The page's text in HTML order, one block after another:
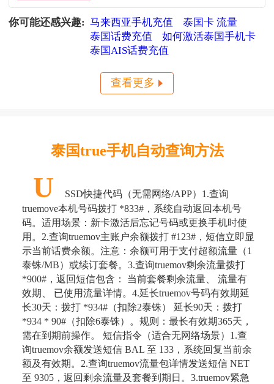
搭配上超方便的小啦全球
充话费工具，几步轻松搞
使用“小啦全球充”平台，
全中文界面、免手续费秒
到账，7×24小时解决充值
难题，立即解锁无忧通讯
体验！
你可能还感兴趣: 马来西亚手机充值
泰国卡 流量
泰国话费充值
如何激活泰国手机卡
泰国AIS话费充值
查看更多
泰国true手机自动查询方法
U
SSD快捷代码（无需网络/APP）​ ​​1.查询
truemove本机号码​​ 拨打 *833#，系统自动返回本机号
码。 ​​适用场景​​：新卡激活后忘记号码或更换手机时使
用。 ​​ 2.查询truemov主账户余额​​ 拨打 #123#，短信立即显
示当前话费余额。 ​​注意​​：余额可用于支付超额流量（1
泰铢/MB）或续订套餐。 ​​ 3.查询truemov剩余流量​​ 拨打
*900#，返回短信包含： 当前套餐剩余流量、 流量有
效期、 已使用流量详情。 ​​4.延长truemov号码有效期​​ 延
长30天：拨打 *934#（扣除2泰铢） 延长90天：拨打
*934 * 90#（扣除6泰铢）。 ​​规则​​：最长有效期365天，
需在到期前操作。 短信指令（适合无网络场景）​​ ​​1.查
询truemov余额​​ 发送短信 BAL 至 ​​133​​，系统回复当前余
额及有效期。 ​​ 2.查询truemov流量包详情​​ 发送短信 NET
至 ​​9305​​，返回剩余流量及套餐到期日。 ​​ 3.truemov紧急